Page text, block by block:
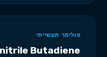
פולימר תעשייתי
Butadiene